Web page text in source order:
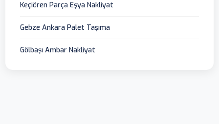
Keçiören Parça Eşya Nakliyat
Gebze Ankara Palet Taşıma
Gölbaşı Ambar Nakliyat